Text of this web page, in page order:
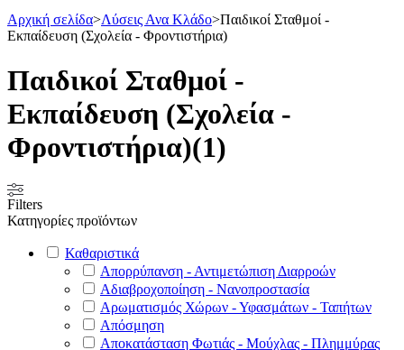
Αρχική σελίδα>Λύσεις Ανα Κλάδο>Παιδικοί Σταθμοί -
Εκπαίδευση (Σχολεία - Φροντιστήρια)
Παιδικοί Σταθμοί -
Εκπαίδευση (Σχολεία -
Φροντιστήρια)(1)
Filters
Κατηγορίες προϊόντων
Καθαριστικά
Απορρύπανση - Αντιμετώπιση Διαρροών
Αδιαβροχοποίηση - Νανοπροστασία
Αρωματισμός Χώρων - Υφασμάτων - Ταπήτων
Απόσμηση
Αποκατάσταση Φωτιάς - Μούχλας - Πλημμύρας